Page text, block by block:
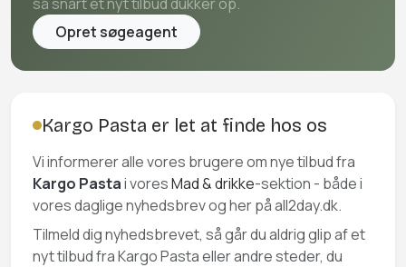
Opret søgeagent
Kargo Pasta er let at finde hos os
Vi informerer alle vores brugere om nye tilbud fra
Kargo Pastai voresMad & drikke-sektion - både i
vores daglige nyhedsbrev og her på all2day.dk.
Tilmeld dig nyhedsbrevet, så går du aldrig glip af et
nyt tilbud fra Kargo Pasta eller andre steder, du